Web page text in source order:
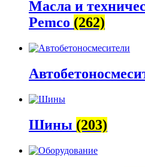
Масла и
Pemco (262)
Шины (203)